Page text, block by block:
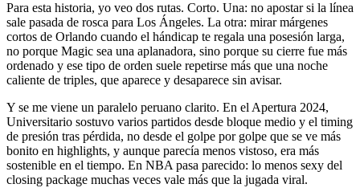
Para esta historia, yo veo dos rutas. Corto. Una: no apostar si la línea
sale pasada de rosca para Los Ángeles. La otra: mirar márgenes
cortos de Orlando cuando el hándicap te regala una posesión larga,
no porque Magic sea una aplanadora, sino porque su cierre fue más
ordenado y ese tipo de orden suele repetirse más que una noche
caliente de triples, que aparece y desaparece sin avisar.
Y se me viene un paralelo peruano clarito. En el Apertura 2024,
Universitario sostuvo varios partidos desde bloque medio y el timing
de presión tras pérdida, no desde el golpe por golpe que se ve más
bonito en highlights, y aunque parecía menos vistoso, era más
sostenible en el tiempo. En NBA pasa parecido: lo menos sexy del
closing package muchas veces vale más que la jugada viral.